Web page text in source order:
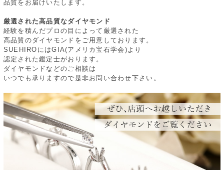
品質をお届けいたします。
厳選された高品質なダイヤモンド
経験を積んだプロの目によって厳選された
高品質のダイヤモンドをご用意しております。
SUEHIROにはGIA(アメリカ宝石学会)より
認定された鑑定士がおります。
ダイヤモンドなどのご相談は
いつでも承りますので是非お問い合わせ下さい。